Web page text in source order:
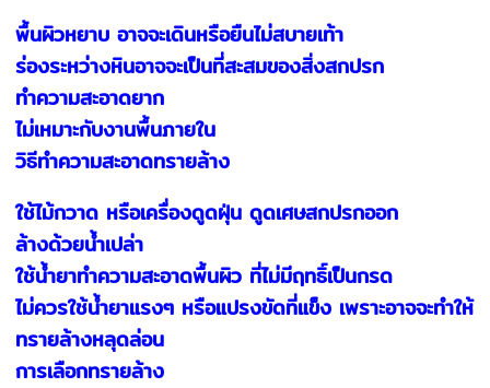
พื้นผิวหยาบ อาจจะเดินหรือยืนไม่สบายเท้า
ร่องระหว่างหินอาจจะเป็นที่สะสมของสิ่งสกปรก
ทำความสะอาดยาก
ไม่เหมาะกับงานพื้นภายใน
วิธีทำความสะอาดทรายล้าง
ใช้ไม้กวาด หรือเครื่องดูดฝุ่น ดูดเศษสกปรกออก
ล้างด้วยน้ำเปล่า
ใช้น้ำยาทำความสะอาดพื้นผิว ที่ไม่มีฤทธิ์เป็นกรด
ไม่ควรใช้น้ำยาแรงๆ หรือแปรงขัดที่แข็ง เพราะอาจจะทำให้
ทรายล้างหลุดล่อน
การเลือกทรายล้าง